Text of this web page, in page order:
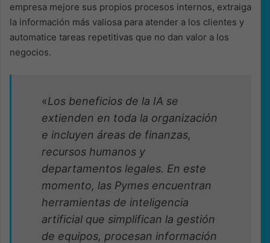
empresa mejore sus propios procesos internos, extraiga
la información más valiosa para atender a los clientes y
automatice tareas repetitivas que no dan valor a los
negocios.
«Los beneficios de la IA se
extienden en toda la organización
e incluyen áreas de finanzas,
recursos humanos y
departamentos legales. En este
momento, las Pymes encuentran
herramientas de inteligencia
artificial que simplifican la gestión
de equipos, procesan información